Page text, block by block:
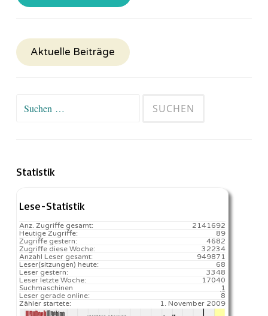
Aktuelle Beiträge
Suchen
Statistik
Lese-Statistik
2141692
Anz. Zugriffe gesamt:
89
Heutige Zugriffe:
4682
Zugriffe gestern:
32234
Zugriffe diese Woche:
949871
Anzahl Leser gesamt:
68️
Leser(sitzungen) heute:
3348
Leser gestern:
17040️
Leser letzte Woche:
1
Suchmaschinen
8
Leser gerade online:
1. November 2009
Zähler startete: